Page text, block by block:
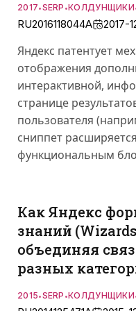
2017•SERP •КОЛДУНЩИКИ
RU2016118044A 2017-
Яндекс патентует
отображения
интерактивной,
странице
пользователя
сниппет
функциональным
Как Яндекс
знаний
объединяя
разных
2015•SERP •КОЛДУНЩИКИ